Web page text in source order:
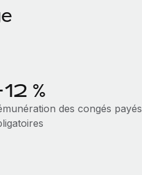
%
des congés payés